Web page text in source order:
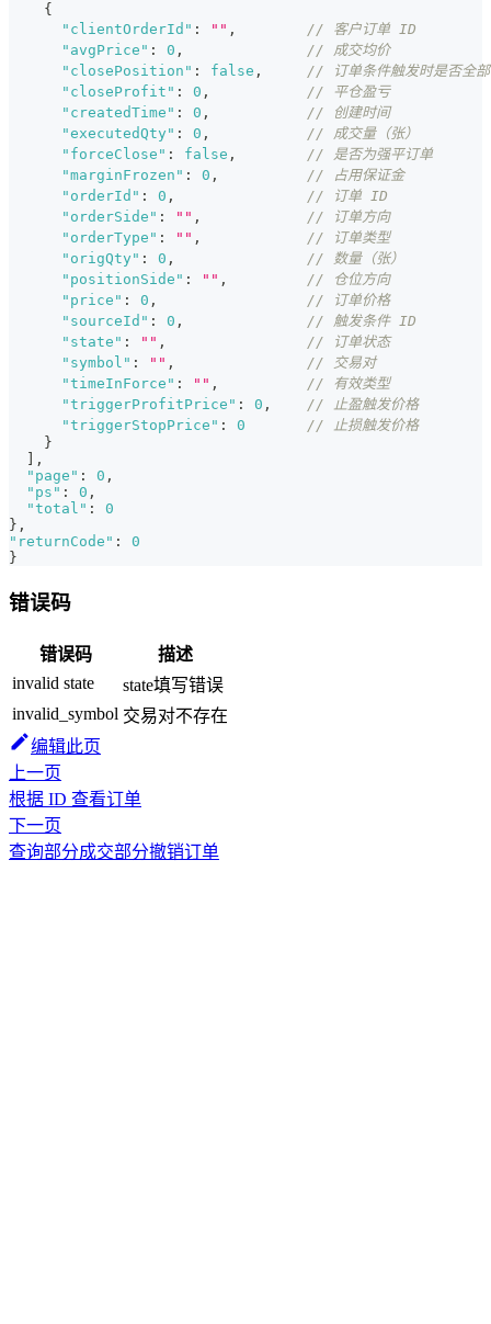
{
"clientOrderId" : "" ,
// 客户订单 ID
"avgPrice" : 0 ,
// 成交均价
"closePosition" : false ,
// 订单条件触发时是否全
"closeProfit" : 0 ,
// 平仓盈亏
"createdTime" : 0 ,
// 创建时间
"executedQty" : 0 ,
// 成交量（张）
"forceClose" : false ,
// 是否为强平订单
"marginFrozen" : 0 ,
// 占用保证金
"orderId" : 0 ,
// 订单 ID
"orderSide" : "" ,
// 订单方向
"orderType" : "" ,
// 订单类型
"origQty" : 0 ,
// 数量（张）
"positionSide" : "" ,
// 仓位方向
"price" : 0 ,
// 订单价格
"sourceId" : 0 ,
// 触发条件 ID
"state" : "" ,
// 订单状态
"symbol" : "" ,
// 交易对
"timeInForce" : "" ,
// 有效类型
"triggerProfitPrice" : 0 ,
// 止盈触发价格
"triggerStopPrice" : 0
// 止损触发价格
}
] ,
"page" : 0 ,
"ps" : 0 ,
"total" :
0
} ,
"returnCode" :
0
}
错误码
错误码
描述
invalid state
state填写错误
invalid_symbol 交易对不存在
编辑此页
上一页
根据 ID 查看订单
下一页
查询部分成交部分撤销订单